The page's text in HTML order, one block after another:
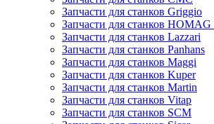
Запчасти для станков Griggio
Запчасти для станков
Запчасти для станков Lazzari
Запчасти для станков Panhans
Запчасти для станков Maggi
Запчасти для станков Kuper
Запчасти для станков Martin
Запчасти для станков Vitap
Запчасти для станков SCM